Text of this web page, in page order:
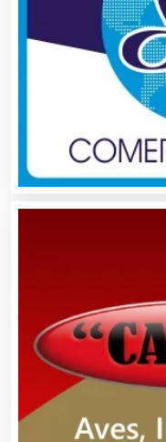
Artículos
Artículos
Artículos
Asesores